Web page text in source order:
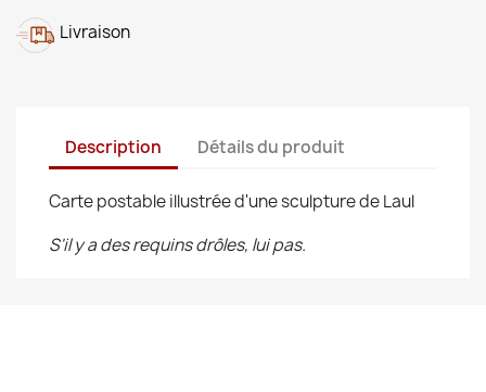
Livraison
Description Détails du produit
Carte postable illustrée d'une sculpture de Laul
S'il y a des requins drôles, lui pas.